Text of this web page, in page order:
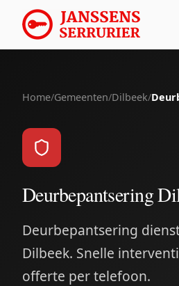
Home/Gemeenten/Dilbeek/
Deurbepantsering
Deurbepantsering
Dilbeek. Snelle
offerte per telefoon.